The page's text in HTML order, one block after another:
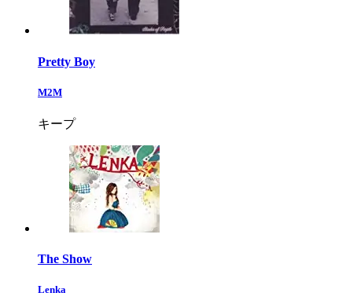
Pretty Boy
M2M
キープ
The Show
Lenka